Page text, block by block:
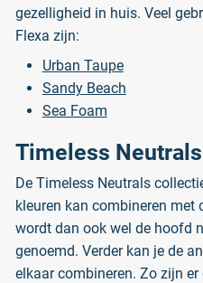
gezelligheid in huis. Veel
Flexa zijn:
Urban Taupe
Sandy Beach
Sea Foam
Timeless
De Timeless Neutrals
kleuren kan combineren met
wordt dan ook wel de hoofd
genoemd. Verder kan je de
elkaar combineren. Zo zijn